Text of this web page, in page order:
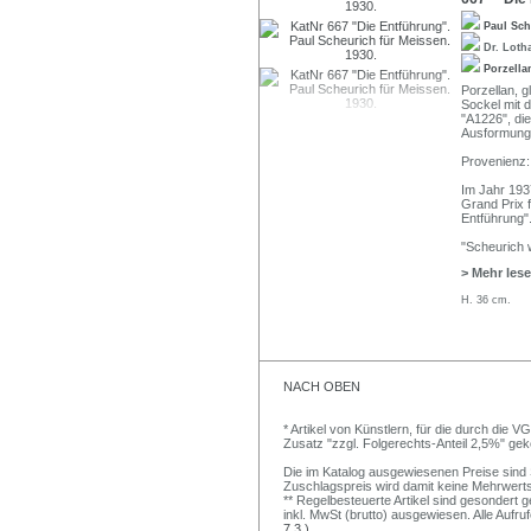
Paul
Dr.
Porzellan,
Sockel mit
"A1226",
Im Jahr
Grand Prix
Entführung".
"Scheurich
> Mehr
H. 36 cm.
NACH OBEN
* Artikel von Künstlern, für die durch die
Zusatz "zzgl. Folgerechts-Anteil 2,5%"
Die im Katalog ausgewiesenen Preise
Zuschlagspreis wird damit keine
** Regelbesteuerte Artikel sind gesondert
inkl. MwSt (brutto) ausgewiesen. Alle